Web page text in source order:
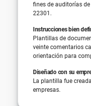
fines de auditorías
22301.
Instrucciones bien
Plantillas de
veinte comentarios
orientación para
Diseñado con su
La plantilla fue
empresas.